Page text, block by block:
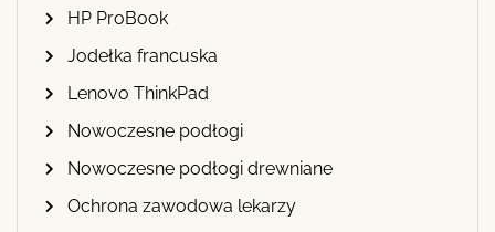
HP ProBook
Jodełka francuska
Lenovo ThinkPad
Nowoczesne podłogi
Nowoczesne podłogi drewniane
Ochrona zawodowa lekarzy